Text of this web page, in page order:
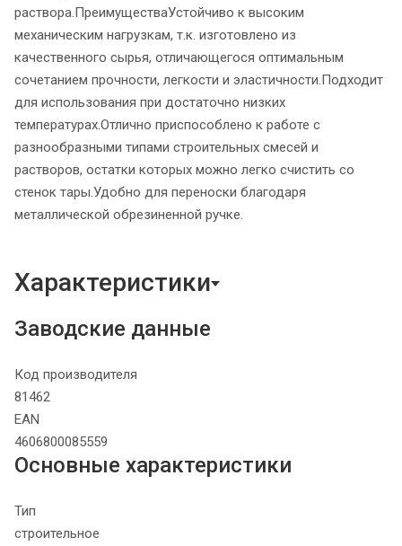
раствора.ПреимуществаУстойчиво к высоким
механическим нагрузкам, т.к. изготовлено из
качественного сырья, отличающегося оптимальным
сочетанием прочности, легкости и эластичности.Подходит
для использования при достаточно низких
температурах.Отлично приспособлено к работе с
разнообразными типами строительных смесей и
растворов, остатки которых можно легко счистить со
стенок тары.Удобно для переноски благодаря
металлической обрезиненной ручке.
Характеристики
Заводские данные
Код производителя
81462
EAN
4606800085559
Основные характеристики
Тип
строительное